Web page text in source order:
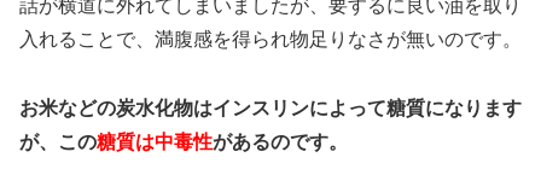
話が横道に外れてしまいましたが、要するに良い油を取り
入れることで、満腹感を得られ物足りなさが無いのです。
お米などの炭水化物はインスリンによって糖質になります
が、この糖質は中毒性があるのです。